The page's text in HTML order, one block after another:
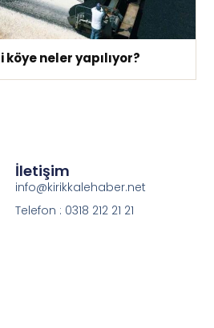
köye neler yapılıyor?
İletişim
info@kirikkalehaber.net
Telefon : 0318 212 21 21